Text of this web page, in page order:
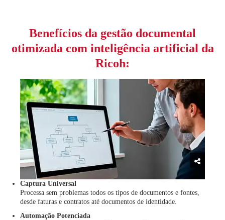
Benefícios da gestão documental
otimizada com inteligência artificial da
Ricoh:
Captura Universal
Processa sem problemas todos os tipos de documentos e fontes,
desde faturas e contratos até documentos de identidade.
Automação Potenciada